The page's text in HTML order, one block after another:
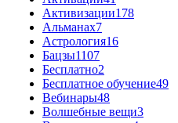
Активизации178
Альманах7
Астрология16
Бацзы1107
Бесплатно2
Бесплатное обучение49
Вебинары48
Волшебные вещи3